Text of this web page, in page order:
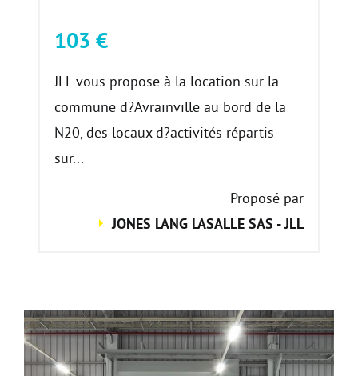
103 €
JLL vous propose à la location sur la
commune d?Avrainville au bord de la
N20, des locaux d?activités répartis
sur...
Proposé par
JONES LANG LASALLE SAS - JLL